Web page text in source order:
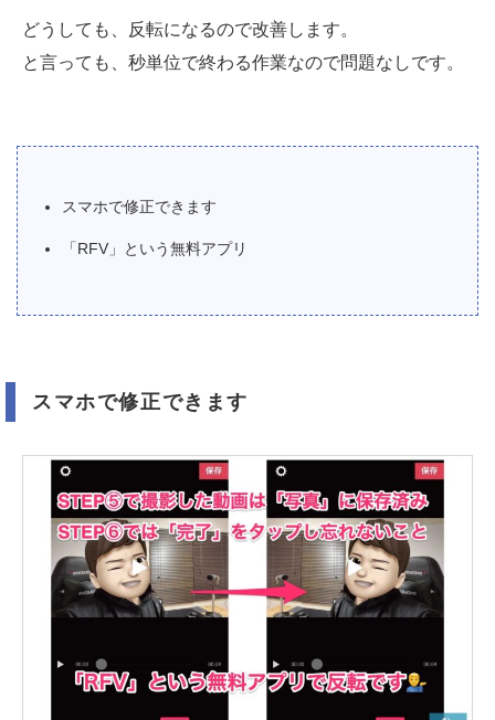
どうしても、反転になるので改善します。
と言っても、秒単位で終わる作業なので問題なしです。
スマホで修正できます
「RFV」という無料アプリ
スマホで修正できます